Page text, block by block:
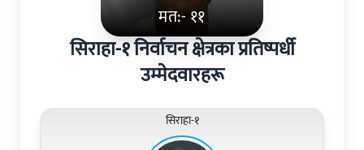
मत:- ११
सिराहा-१ निर्वाचन क्षेत्रका प्रतिष्पर्धी
उम्मेदवारहरू
सिराहा-१